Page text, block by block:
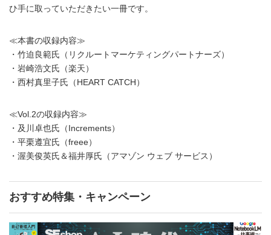
ひ手に取っていただきたい一冊です。
≪本書の収録内容≫
・竹迫良範氏（リクルートマーケティングパートナーズ）
・岩崎浩文氏（楽天）
・西村真里子氏（HEART CATCH）
≪Vol.2の収録内容≫
・及川卓也氏（Increments）
・平栗遵宜氏（freee）
・渥美俊英氏＆福井厚氏（アマゾン ウェブ サービス）
おすすめ特集・キャンペーン